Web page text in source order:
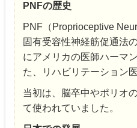
PNFの歴史
PNF（Proprioceptive
固有受容性神経筋促通法
にアメリカの医師ハーマ
た、リハビリテーション
当初は、脳卒中やポリオ
て使われていました。